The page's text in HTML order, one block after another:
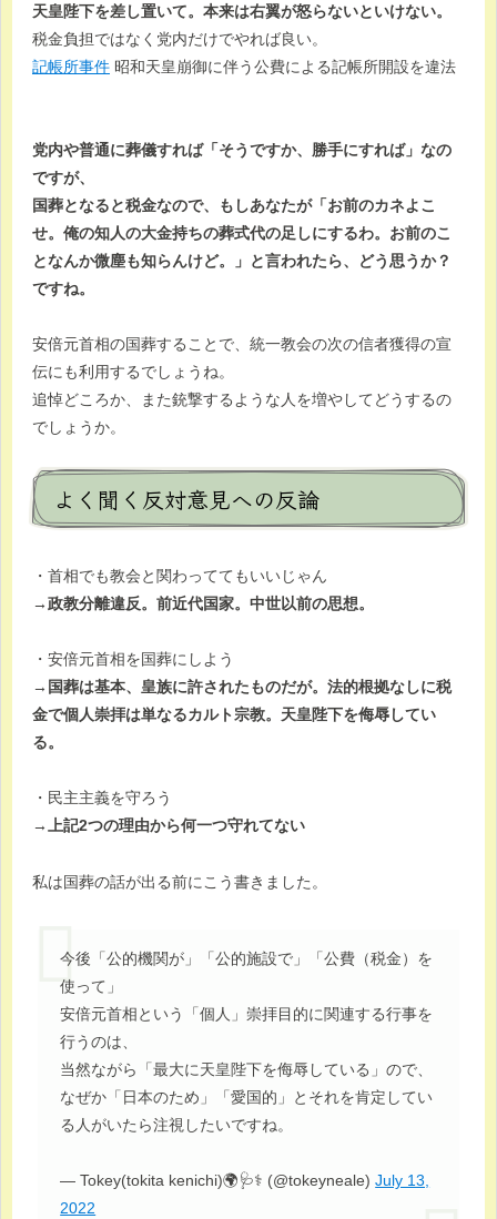
天皇陛下を差し置いて。本来は右翼が怒らないといけない。
税金負担ではなく党内だけでやれば良い。
記帳所事件 昭和天皇崩御に伴う公費による記帳所開設を違法
党内や普通に葬儀すれば「そうですか、勝手にすれば」なの
ですが、
国葬となると税金なので、もしあなたが「お前のカネよこ
せ。俺の知人の大金持ちの葬式代の足しにするわ。お前のこ
となんか微塵も知らんけど。」と言われたら、どう思うか？
ですね。
安倍元首相の国葬することで、統一教会の次の信者獲得の宣
伝にも利用するでしょうね。
追悼どころか、また銃撃するような人を増やしてどうするの
でしょうか。
よく聞く反対意見への反論
・首相でも教会と関わっててもいいじゃん
→政教分離違反。前近代国家。中世以前の思想。
・安倍元首相を国葬にしよう
→国葬は基本、皇族に許されたものだが。法的根拠なしに税
金で個人崇拝は単なるカルト宗教。天皇陛下を侮辱してい
る。
・民主主義を守ろう
→上記2つの理由から何一つ守れてない
私は国葬の話が出る前にこう書きました。
今後「公的機関が」「公的施設で」「公費（税金）を
使って」
安倍元首相という「個人」崇拝目的に関連する行事を
行うのは、
当然ながら「最大に天皇陛下を侮辱している」ので、
なぜか「日本のため」「愛国的」とそれを肯定してい
る人がいたら注視したいですね。
— Tokey(tokita kenichi)🌍🩺⚕ (@tokeyneale)July 13,
2022